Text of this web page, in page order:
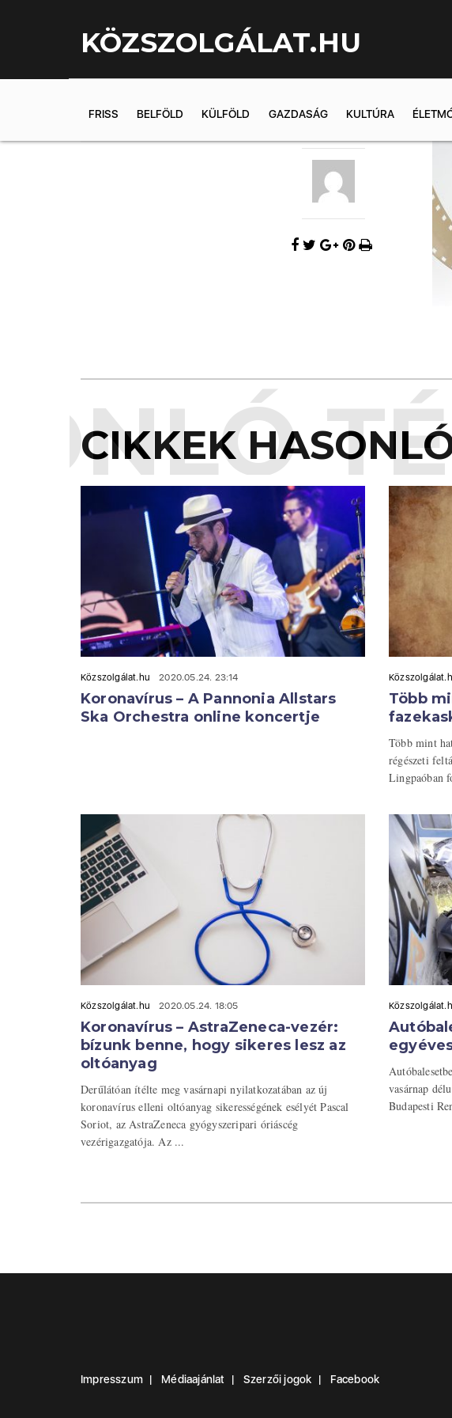
KÖZSZOLGÁLAT.HU
FRISS BELFÖLD KÜLFÖLD GAZDASÁG KULTÚRA
CIKKEK
Közszolgálat.hu 2020.05.24. 23:14
Koronavírus – A Pannonia Allstars
Ska Orchestra online koncertje
Több
Több mint
régészeti
Lingpaóban
Közszolgálat.hu 2020.05.24. 18:05
Koronavírus – AstraZeneca-vezér:
bízunk benne, hogy sikeres lesz az
oltóanyag
Derűlátóan ítélte meg vasárnapi nyilatkozatában az új
koronavírus elleni oltóanyag sikerességének esélyét Pascal
Soriot, az AstraZeneca gyógyszeripari óriáscég
vezérigazgatója. Az ...
vasárnap
Budapesti
Impresszum Médiaajánlat Szerzői jogok Facebook